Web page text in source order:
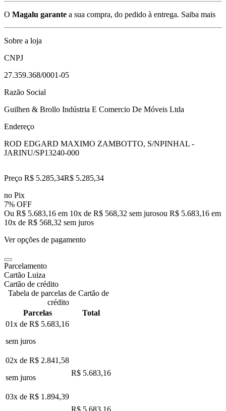
O Magalu garante a sua compra, do pedido à entrega. Saiba mais
Sobre a loja
CNPJ
27.359.368/0001-05
Razão Social
Guilhen & Brollo Indústria E Comercio De Móveis Ltda
Endereço
ROD EDGARD MAXIMO ZAMBOTTO, S/NPINHAL -
JARINU/SP13240-000
Preço R$ 5.285,34R$ 5.285,34
no Pix
7% OFF
Ou R$ 5.683,16 em 10x de R$ 568,32 sem jurosou R$ 5.683,16 em
10x de R$ 568,32 sem juros
Ver opções de pagamento
Parcelamento
Cartão Luiza
Cartão de crédito
Tabela de parcelas de Cartão de
crédito
Parcelas
Total
01x de R$ 5.683,16
sem juros
02x de R$ 2.841,58
sem juros
R$ 5.683,16
03x de R$ 1.894,39
R$ 5.683,16